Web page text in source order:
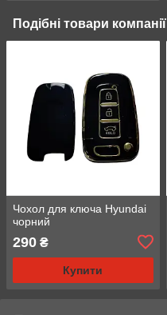
Подібні товари компанії
Чохол для ключа Hyundai
чорний
290 ₴
Купити